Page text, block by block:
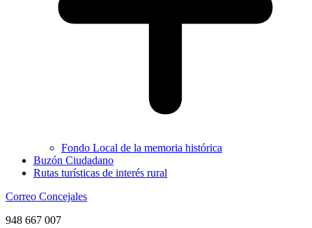
Fondo Local de la memoria histórica
Buzón Ciudadano
Rutas turísticas de interés rural
Correo Concejales
948 667 007